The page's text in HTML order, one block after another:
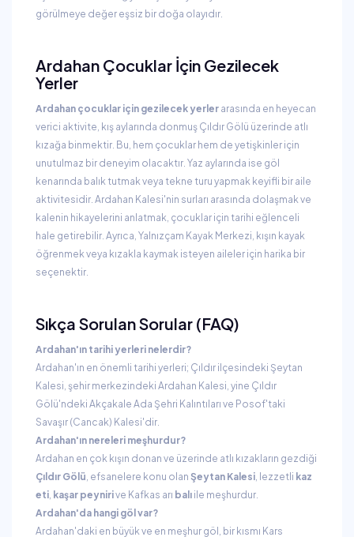
görülmeye değer eşsiz bir doğa olayıdır.
Ardahan Çocuklar İçin Gezilecek
Yerler
Ardahan çocuklar için gezilecek yerler arasında en heyecan
verici aktivite, kış aylarında donmuş Çıldır Gölü üzerinde atlı
kızağa binmektir. Bu, hem çocuklar hem de yetişkinler için
unutulmaz bir deneyim olacaktır. Yaz aylarında ise göl
kenarında balık tutmak veya tekne turu yapmak keyifli bir aile
aktivitesidir. Ardahan Kalesi'nin surları arasında dolaşmak ve
kalenin hikayelerini anlatmak, çocuklar için tarihi eğlenceli
hale getirebilir. Ayrıca, Yalnızçam Kayak Merkezi, kışın kayak
öğrenmek veya kızakla kaymak isteyen aileler için harika bir
seçenektir.
Sıkça Sorulan Sorular (FAQ)
Ardahan'ın tarihi yerleri nelerdir?
Ardahan'ın en önemli tarihi yerleri; Çıldır ilçesindeki Şeytan
Kalesi, şehir merkezindeki Ardahan Kalesi, yine Çıldır
Gölü'ndeki Akçakale Ada Şehri Kalıntıları ve Posof'taki
Savaşır (Cancak) Kalesi'dir.
Ardahan'ın nereleri meşhurdur?
Ardahan en çok kışın donan ve üzerinde atlı kızakların gezdiği
Çıldır Gölü, efsanelere konu olan Şeytan Kalesi, lezzetli kaz
eti, kaşar peynirive Kafkas arı balı ile meşhurdur.
Ardahan'da hangi göl var?
Ardahan'daki en büyük ve en meşhur göl, bir kısmı Kars